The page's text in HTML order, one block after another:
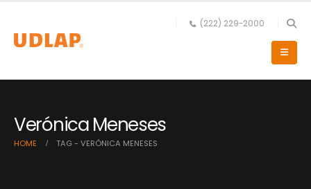
(222) 229-2000
Verónica Meneses
HOME TAG - VERÓNICA MENESES